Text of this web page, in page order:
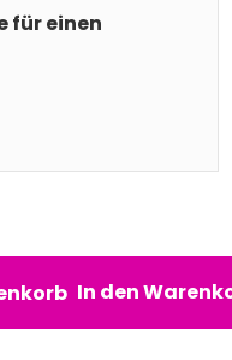
für einen
gewünschten Wert ein oder
In den